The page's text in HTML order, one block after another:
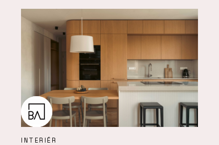
INTERIÉR